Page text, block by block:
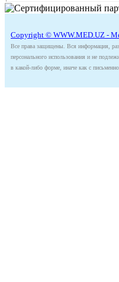
Copyright © WWW.MED.UZ -
Все права защищены. Вся информация,
персонального использования и не
в какой-либо форме, иначе как с